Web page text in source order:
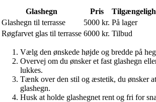
Glashegn Pris
Glashegn til terrasse
5000 kr. På lager
Røgfarvet glas til terrasse 6000 kr. Tilbud
Vælg den ønskede højde og bredde på
Overvej om du ønsker et fast glashegn
lukkes.
Tænk over den stil og æstetik, du ønsker
glashegn.
Husk at holde glashegnet rent og fri for